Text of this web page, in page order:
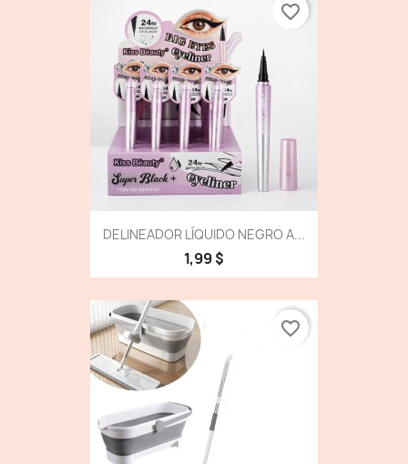
DELINEADOR LÍQUIDO NEGRO A...
1,99 $
favorite_border
favorite_border